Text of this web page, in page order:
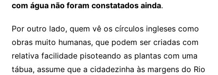
com água não foram constatados ainda.
Por outro lado, quem vê os círculos ingleses como
obras muito humanas, que podem ser criadas com
relativa facilidade pisoteando as plantas com uma
tábua, assume que a cidadezinha às margens do Rio